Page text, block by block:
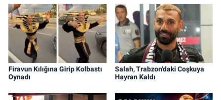
Firavun Kılığına Girip Kolbastı
Oynadı
Salah, Trabzon'daki Coşkuya
Hayran Kaldı